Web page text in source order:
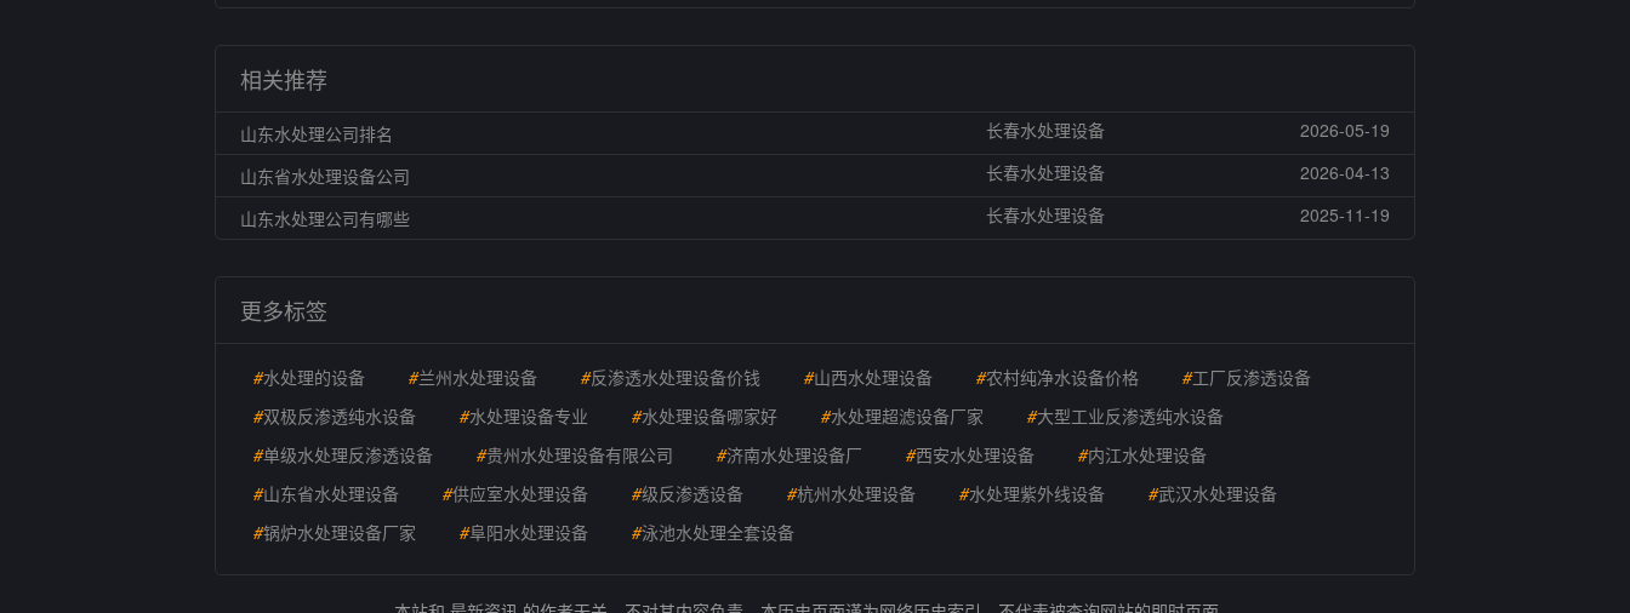
相关推荐
山东水处理公司排名 长春水处理设备
2026-05-19
山东省水处理设备公司
长春水处理设备
2026-04-13
山东水处理公司有哪些
长春水处理设备 2025-11-19
更多标签
#水处理的设备 #兰州水处理设备 #反渗透水处理设备价钱 #山西水处理设备 #农村纯净水设备价格 #工厂反渗透设备
#双极反渗透纯水设备 #水处理设备专业 #水处理设备哪家好 #水处理超滤设备厂家 #大型工业反渗透纯水设备
#单级水处理反渗透设备 #贵州水处理设备有限公司 #济南水处理设备厂 #西安水处理设备 #内江水处理设备
#山东省水处理设备 #供应室水处理设备 #级反渗透设备 #杭州水处理设备 #水处理紫外线设备 #武汉水处理设备
#锅炉水处理设备厂家 #阜阳水处理设备 #泳池水处理全套设备